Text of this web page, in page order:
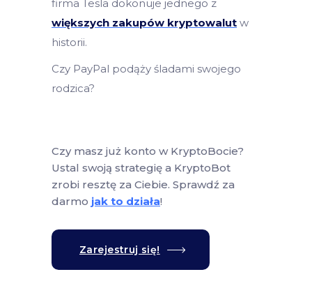
firma Tesla dokonuje jednego z
większych zakupów kryptowalut w
historii.
Czy PayPal podąży śladami swojego
rodzica?
Czy masz już konto w KryptoBocie?
Ustal swoją strategię a KryptoBot
zrobi resztę za Ciebie. Sprawdź za
darmo jak to działa!
Zarejestruj się!